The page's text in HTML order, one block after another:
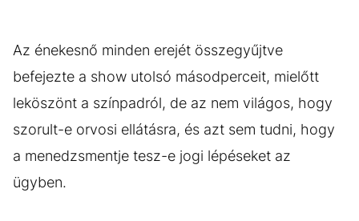
Az énekesnő minden erejét összegyűjtve
befejezte a show utolsó másodperceit, mielőtt
leköszönt a színpadról, de az nem világos, hogy
szorult-e orvosi ellátásra, és azt sem tudni, hogy
a menedzsmentje tesz-e jogi lépéseket az
ügyben.